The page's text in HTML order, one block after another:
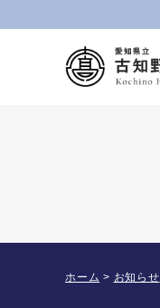
ホーム > お知らせ